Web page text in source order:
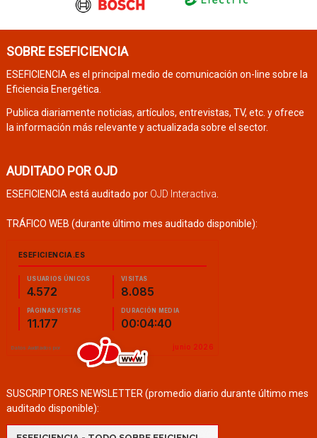
SOBRE ESEFICIENCIA
ESEFICIENCIA es el principal medio de comunicación on-line sobre la
Eficiencia Energética.
Publica diariamente noticias, artículos, entrevistas, TV, etc. y ofrece
la información más relevante y actualizada sobre el sector.
AUDITADO POR OJD
ESEFICIENCIA está auditado por OJD Interactiva
TRÁFICO WEB (durante último mes auditado disponible):
SUSCRIPTORES NEWSLETTER (promedio diario durante último mes
auditado disponible):